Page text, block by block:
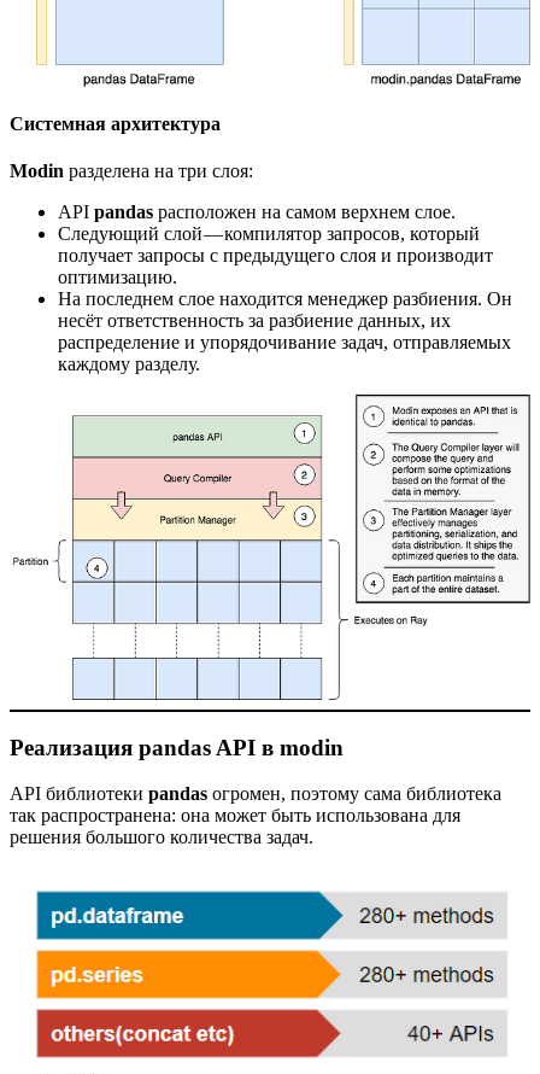
Системная архитектура
Modin разделена на три слоя:
API pandas расположен на самом верхнем слое.
Следующий слой — компилятор запросов, который
получает запросы с предыдущего слоя и производит
оптимизацию.
На последнем слое находится менеджер разбиения. Он
несёт ответственность за разбиение данных, их
распределение и упорядочивание задач, отправляемых
каждому разделу.
Реализация pandas API в modin
API библиотеки pandas огромен, поэтому сама библиотека
так распространена: она может быть использована для
решения большого количества задач.